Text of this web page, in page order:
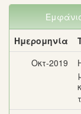
Ημερομηνία
Οκτ-2019